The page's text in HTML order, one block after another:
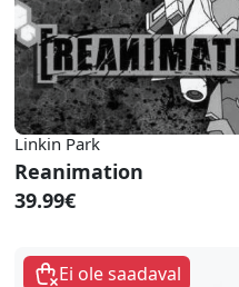
Linkin Park
Reanimation
39.99€
Ei ole saadaval